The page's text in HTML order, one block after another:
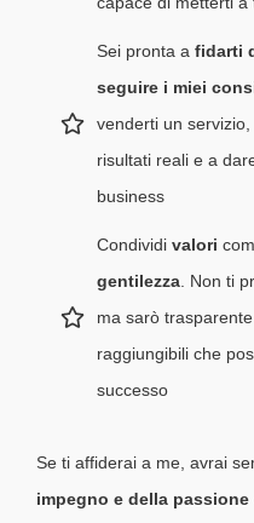
Sei pronta a fidarti
seguire i miei
venderti un
risultati reali e a
business
Condividi valori
gentilezza . Non ti
ma sarò
raggiungibili che
successo
Se ti affiderai a me, avrai
impegno e della passione